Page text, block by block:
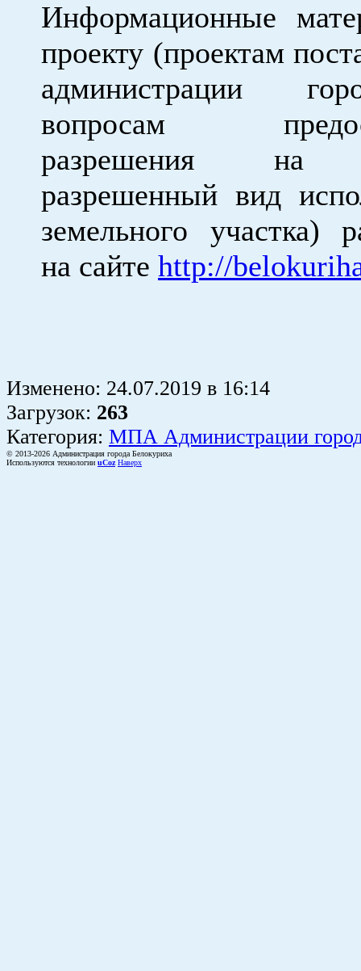
Информационные
проекту (проектам
администрации
вопросам
разрешения на
разрешенный вид
земельного участка)
на сайте http://
Изменено: 24.07.2019 в 16:14
Загрузок: 263
Категория: МПА Администрации
© 2013-2026 Администрация города Белокуриха
Используются технологии uCoz Наверх